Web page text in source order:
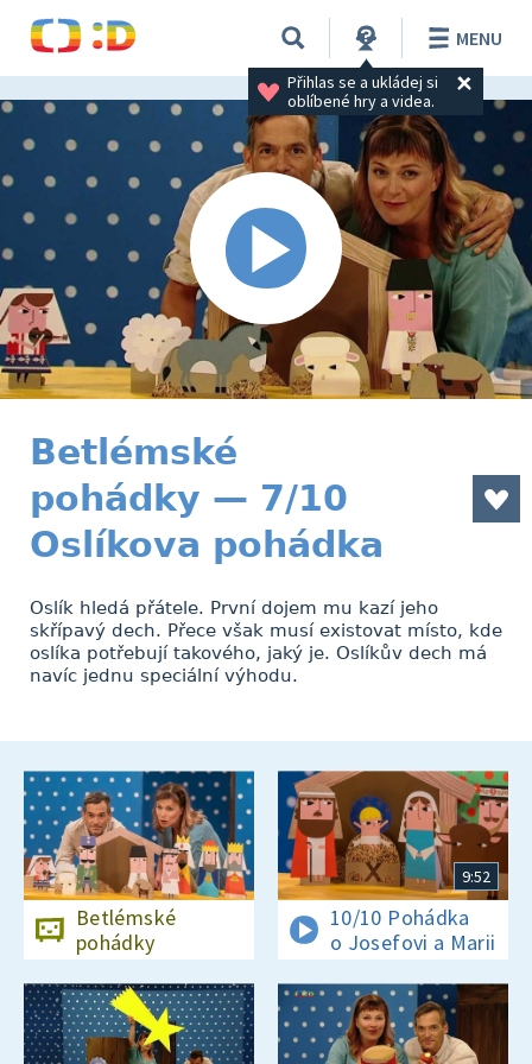
Přihlas se a ukládej si
oblíbené hry a videa.
MENU
Betlémské
pohádky — 7/10
Oslíkova pohádka
Oslík hledá přátele. První dojem mu kazí jeho
skřípavý dech. Přece však musí existovat místo, kde
oslíka potřebují takového, jaký je. Oslíkův dech má
navíc jednu speciální výhodu.
Betlémské
pohádky
9:52
10/10 Pohádka
o Josefovi a Marii